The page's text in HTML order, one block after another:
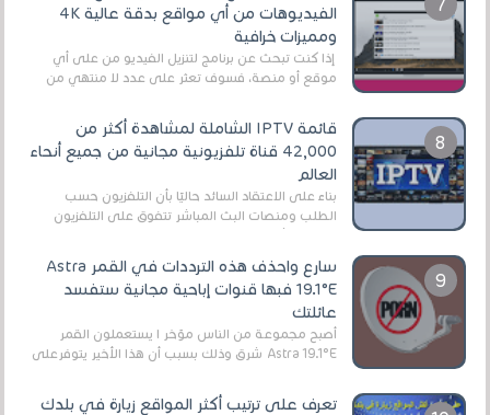
الفيديوهات من أي مواقع بدقة عالية 4K
ومميزات خرافية
إذا كنت تبحث عن برنامج لتنزيل الفيديو من على أي
موقع أو منصة، فسوف تعثر على عدد لا منتهي من
قائمة IPTV الشاملة لمشاهدة أكثر من
42,000 قناة تلفزيونية مجانية من جميع أنحاء
العالم
بناءً على الاعتقاد السائد حاليًا بأن التلفزيون حسب
الطلب ومنصات البث المباشر تتفوق على التلفزيون
الرقمي الأرضي التقليدي، يُعدّ IPTV-org خيار...
سارع واحذف هذه الترددات في القمر Astra
19.1°E فبها قنوات إباحية مجانية ستفسد
عائلتك
أصبح مجموعة من الناس مؤخر ا يستعملون القمر
Astra 19.1°E شرق وذلك بسبب أن هذا الأخير يتوفرعلى
تعرف على ترتيب أكثر المواقع زيارة في بلدك